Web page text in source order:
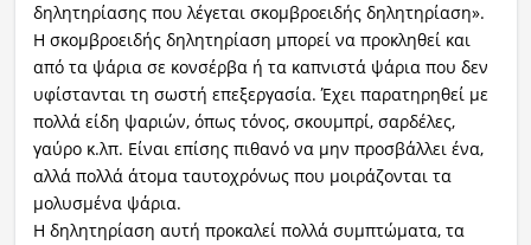
δηλητηρίασης που λέγεται σκομβροειδής δηλητηρίαση».
Η σκομβροειδής δηλητηρίαση μπορεί να προκληθεί και
από τα ψάρια σε κονσέρβα ή τα καπνιστά ψάρια που δεν
υφίστανται τη σωστή επεξεργασία. Έχει παρατηρηθεί με
πολλά είδη ψαριών, όπως τόνος, σκουμπρί, σαρδέλες,
γαύρο κ.λπ. Είναι επίσης πιθανό να μην προσβάλλει ένα,
αλλά πολλά άτομα ταυτοχρόνως που μοιράζονται τα
μολυσμένα ψάρια.
Η δηλητηρίαση αυτή προκαλεί πολλά συμπτώματα, τα